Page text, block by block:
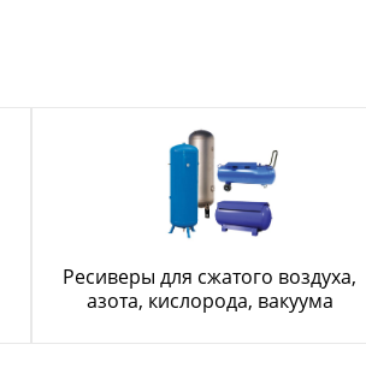
Ресиверы для сжатого воздуха,
азота, кислорода, вакуума